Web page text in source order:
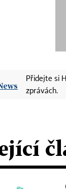
Přidejte si
zprávách.